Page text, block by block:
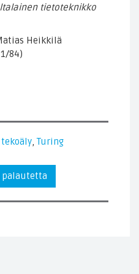
tietoteknikko
Heikkilä
84)
tekoäly,Turing
palautetta